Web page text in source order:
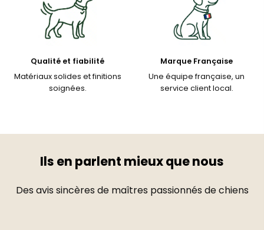
Qualité et fiabilité
Matériaux solides et finitions
soignées.
Marque Française
Une équipe française, un
service client local.
Ils en parlent mieux que nous
Des avis sincères de maîtres passionnés de chiens